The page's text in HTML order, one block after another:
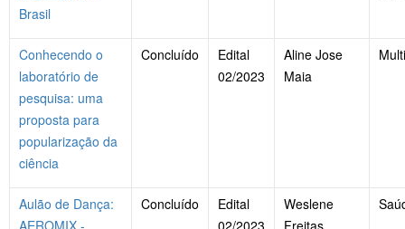
Brasil
Conhecendo o
laboratório de
pesquisa: uma
proposta para
popularização da
ciência
Concluído
Edital
02/2023
Aline Jose
Maia
Aulão de Dança:
AEROMIX -
Concluído
Edital
02/2023
Weslene
Freitas